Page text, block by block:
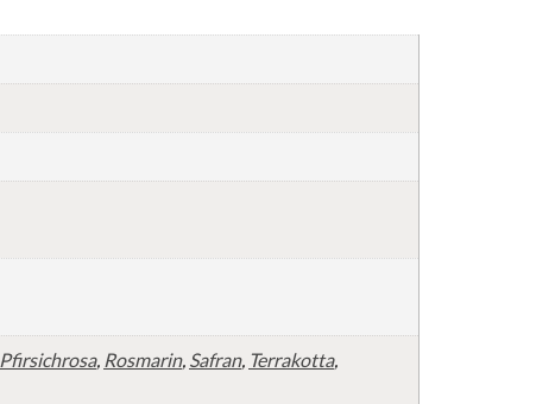
Pfirsichrosa, Rosmarin, Safran, Terrakotta,